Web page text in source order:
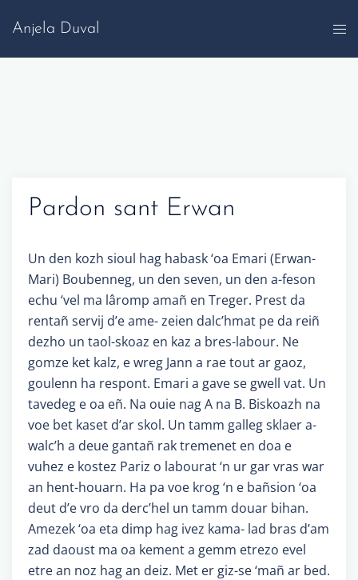
Anjela Duval
Pardon sant Erwan
Un den kozh sioul hag habask ‘oa Emari (Erwan-
Mari) Boubenneg, un den seven, un den a-feson
echu ‘vel ma lâromp amañ en Treger. Prest da
rentañ servij d’e ame- zeien dalc’hmat pe da reiñ
dezho un taol-skoaz en kaz a bres-labour. Ne
gomze ket kalz, e wreg Jann a rae tout ar gaoz,
goulenn ha respont. Emari a gave se gwell vat. Un
tavedeg e oa eñ. Na ouie nag A na B. Biskoazh na
voe bet kaset d’ar skol. Un tamm galleg sklaer a-
walc’h a deue gantañ rak tremenet en doa e
vuhez e kostez Pariz o labourat ‘n ur gar vras war
an hent-houarn. Ha pa voe krog ‘n e bañsion ‘oa
deut d’e vro da derc’hel un tamm douar bihan.
Amezek ‘oa eta dimp hag ivez kama- lad bras d’am
zad daoust ma oa kement a gemm etrezo evel
etre an noz hag an deiz. Met er giz-se ‘mañ ar bed.